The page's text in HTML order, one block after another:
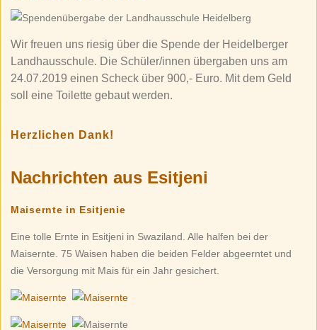
Wir freuen uns riesig über die Spende der Heidelberger
Landhausschule. Die Schüler/innen übergaben uns am
24.07.2019 einen Scheck über 900,- Euro. Mit dem Geld
soll eine Toilette gebaut werden.
Herzlichen Dank!
Nachrichten aus Esitjeni
Maisernte in Esitjenie
Eine tolle Ernte in Esitjeni in Swaziland. Alle halfen bei der
Maisernte. 75 Waisen haben die beiden Felder abgeerntet und
die Versorgung mit Mais für ein Jahr gesichert.